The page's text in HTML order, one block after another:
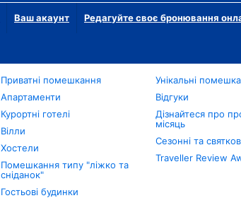
Ваш акаунт Редагуйте своє бронювання
Приватні помешкання
Апартаменти
Курортні готелі
Вілли
Хостели
Помешкання типу "ліжко та
сніданок"
Гостьові будинки
Унікальні
Відгуки
Дізнайтеся про
місяць
Сезонні та
Traveller Review